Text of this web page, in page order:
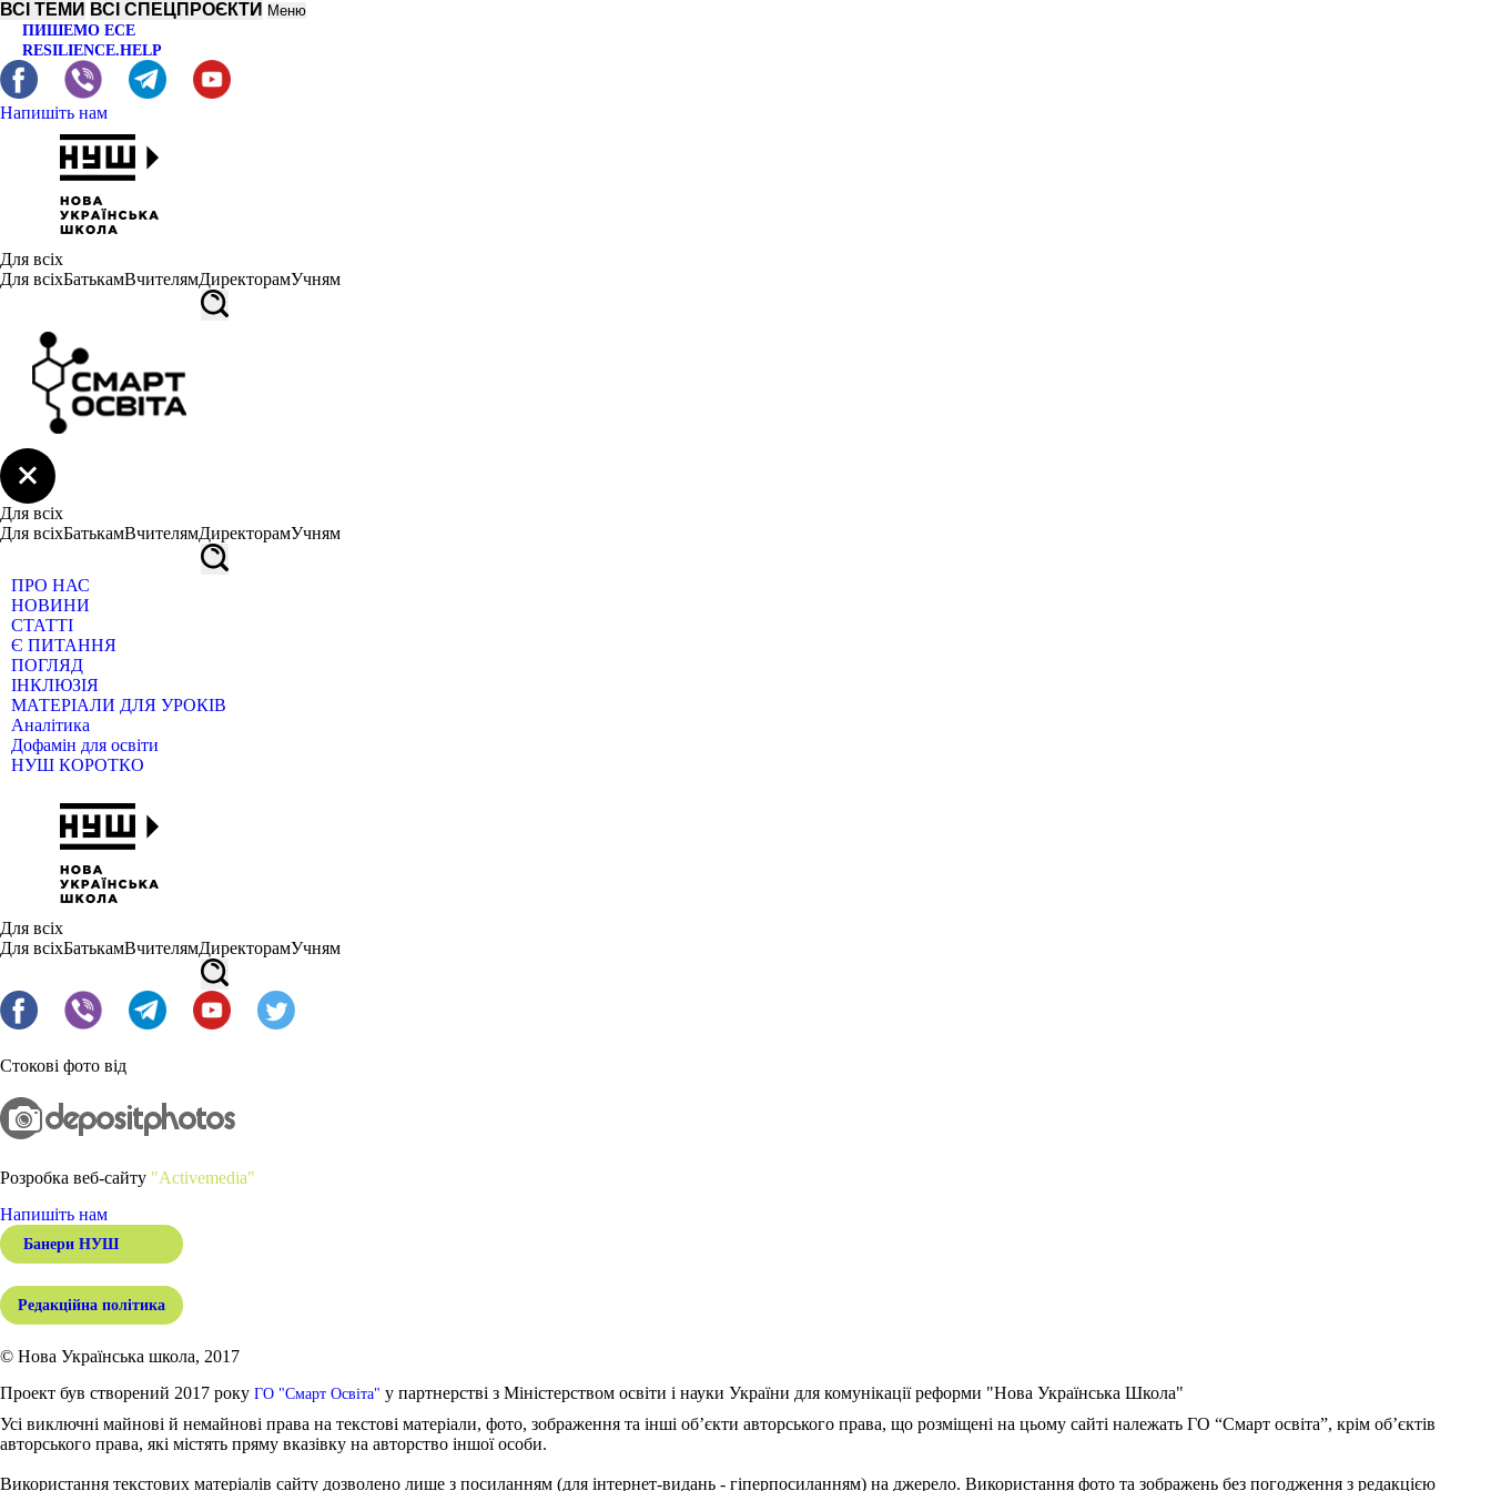
ВСІ ТЕМИ ВСІ СПЕЦПРОЄКТИ Меню
ПИШЕМО ЕСЕ
RESILIENCE.HELP
Напишіть нам
Для всіх
Для всіхБатькамВчителямДиректорамУчням
Для всіх
Для всіхБатькамВчителямДиректорамУчням
ПРО НАС
НОВИНИ
СТАТТІ
Є ПИТАННЯ
ПОГЛЯД
ІНКЛЮЗІЯ
МАТЕРІАЛИ ДЛЯ УРОКІВ
Аналітика
Дофамін для освіти
НУШ КОРОТКО
Для всіх
Для всіхБатькамВчителямДиректорамУчням
Стокові фото від
Розробка веб-сайту "Activemedia"
Напишіть нам
Банери НУШ
Редакційна політика
© Нова Українська школа, 2017
Проект був створений 2017 року ГО "Смарт Освіта" у партнерстві з Міністерством освіти і науки України для комунікації реформи "Нова Українська Школа"
Усі виключні майнові й немайнові права на текстові матеріали, фото, зображення та інші об’єкти авторського права, що розміщені на цьому сайті належать ГО “Смарт освіта”, крім об’єктів
авторського права, які містять пряму вказівку на авторство іншої особи.
Використання текстових матеріалів сайту дозволено лише з посиланням (для інтернет-видань - гіперпосиланням) на джерело. Використання фото та зображень без погодження з редакцією